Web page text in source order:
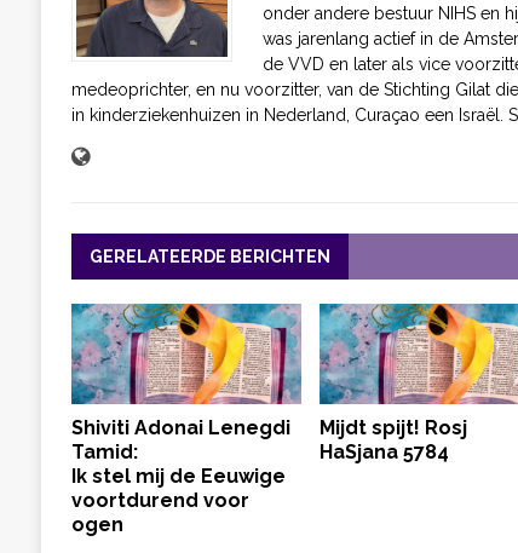
onder andere bestuur NIHS en
was jarenlang actief in de
de VVD en later als vice
medeoprichter, en nu voorzitter, van de Stichting Gilat
in kinderziekenhuizen in Nederland, Curaçao een Israël.
GERELATEERDE BERICHTEN
Shiviti Adonai Lenegdi
Tamid:
Ik stel mij de Eeuwige
voortdurend voor
ogen
Mijdt spijt! Rosj
HaSjana 5784